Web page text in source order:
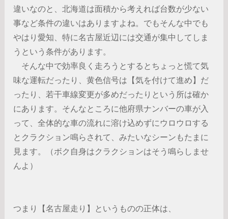
違いなのと、北海道は面積から考えれば台数が少ない
事など条件の違いはありますよね。でもそんな中でも
やはり愛知、特に名古屋近辺には交通が集中してしま
うという条件があります。
そんな中で効率良く走ろうとするとちょっと慌て気
味な運転だったり、黄色信号は【気を付けて進め】だ
ったり、若干車線変更が多めだったりという所は確か
にあります。そんなところに他府県ナンバーの車が入
って、全体的な車の流れに溶け込めずにウロウロする
とクラクション鳴らされて、みたいなシーンもたまに
見ます。（ボク自身はクラクションはそう鳴らしませ
んよ）
つまり【名古屋走り】というものの正体は、